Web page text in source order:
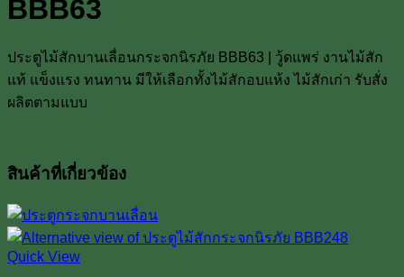
BBB63
ประตูไม้สักบานเลื่อนกระจกนิรภัย BBB63 | วู้ดแพร่ งานไม้สัก
แท้ แข็งแรง ทนทาน มีให้เลือกทั้งไม้สักอบแห้ง ไม้สักเก่า รับสั่ง
ผลิตตามแบบ
สินค้าที่เกี่ยวข้อง
Quick View